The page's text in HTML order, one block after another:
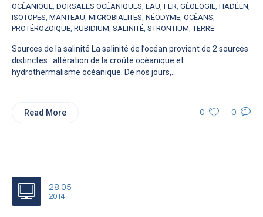
OCÉANIQUE DORSALES OCÉANIQUES EAU FER GÉOLOGIE HADÉEN
ISOTOPES MANTEAU MICROBIALITES NÉODYME OCÉANS
PROTÉROZOÏQUE RUBIDIUM SALINITÉ STRONTIUM ,TERRE
Sources de la salinité La salinité de l’océan provient de 2 sources
distinctes : altération de la croûte océanique et
hydrothermalisme océanique. De nos jours,...
0 0
Read More
28.05
2014